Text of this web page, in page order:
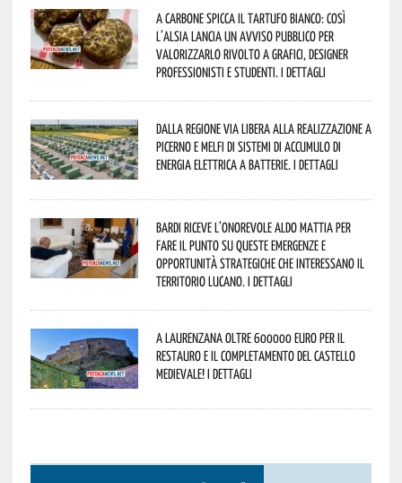
A Carbone spicca il tartufo bianco: così
l’Alsia lancia un avviso pubblico per
valorizzarlo rivolto a grafici, designer
professionisti e studenti. I dettagli
Dalla Regione via libera alla realizzazione a
Picerno e Melfi di sistemi di accumulo di
energia elettrica a batterie. I dettagli
Bardi riceve l’onorevole Aldo Mattia per
fare il punto su queste emergenze e
opportunità strategiche che interessano il
territorio lucano. I dettagli
A Laurenzana oltre 600000 euro per il
restauro e il completamento del Castello
Medievale! I dettagli